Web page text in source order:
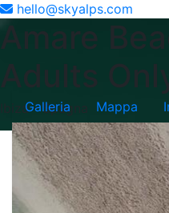
hello@skyalps.com
Amare
Adults
Ibiza - Spagna
Galleria Mappa